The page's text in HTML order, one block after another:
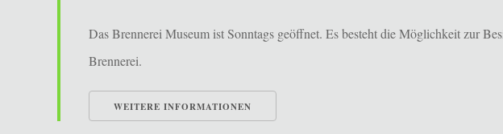
Das Brennerei Museum ist Sonntags geöffnet. Es besteht die Möglichkeit zur
Brennerei.
WEITERE INFORMATIONEN